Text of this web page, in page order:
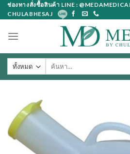
Skip
to
ช่องทางสั่งซื้อสินค้า LINE :
CHULABHESAJ
ค้นหา: